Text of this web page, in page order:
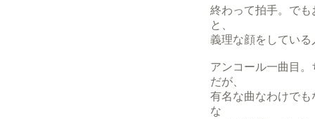
終わって拍手。で
と、
義理な顔をしてい
アンコール一曲目
だが、
有名な曲なわけで
な